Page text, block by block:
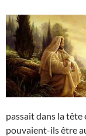
passait dans la
pouvaient-ils être